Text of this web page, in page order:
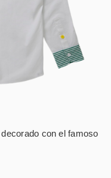
con el famoso